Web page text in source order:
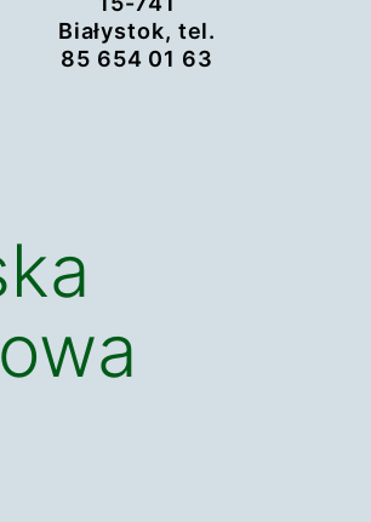
Białystok, tel.
85 654 01 63